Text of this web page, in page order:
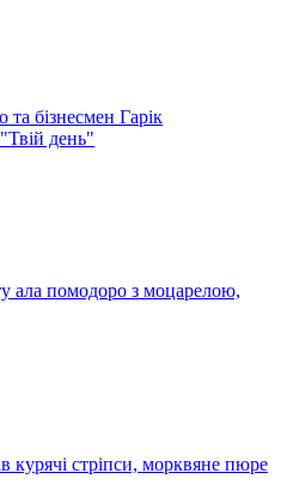
бізнесмен Гарік
день"
ала помодоро з моцарелою,
стріпси, морквяне пюре